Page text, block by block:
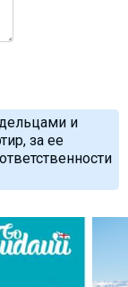
и
за ее